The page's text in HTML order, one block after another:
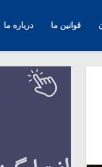
قوانین ما درباره ما